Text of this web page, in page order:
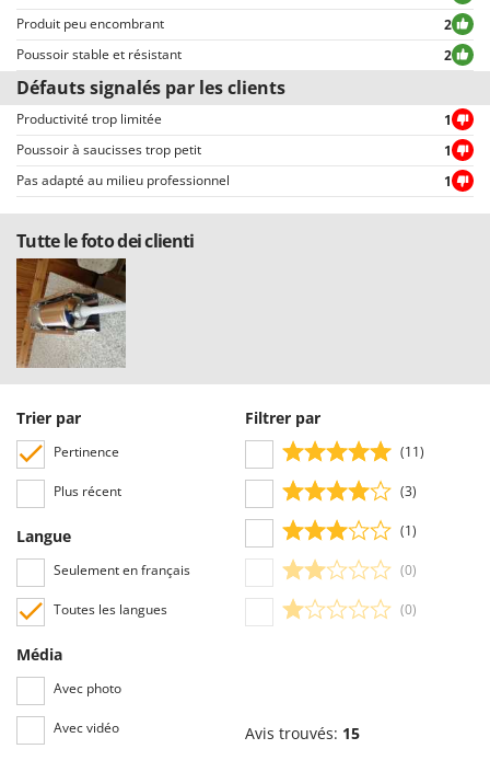
New O.M.R.A.
Nilfisk
Ninja
Novatec
Novital
NuAir
NuovaFac
O
Officine Savioli
Oliviero
Olix
OMA
Oriental Koshin
Outdoorchef
P
Palazzetti
Partisani
Paterlini
Philips
permettent une sélection rapide, comme par exemple celui permettant de
choisir entre avis positifs et négatifs.
Produit peu encombrant
2
Poussoir stable et résistant
2
Défauts signalés par les clients
Productivité trop limitée
1
Poussoir à saucisses trop petit
1
Pas adapté au milieu professionnel
1
Tutte le foto dei clienti
Trier par
Pertinence
Plus récent
Langue
Seulement en français
Toutes les langues
Média
Avec photo
Avec vidéo
Filtrer par
(11)
(3)
(1)
(0)
(0)
Avis trouvés: 15